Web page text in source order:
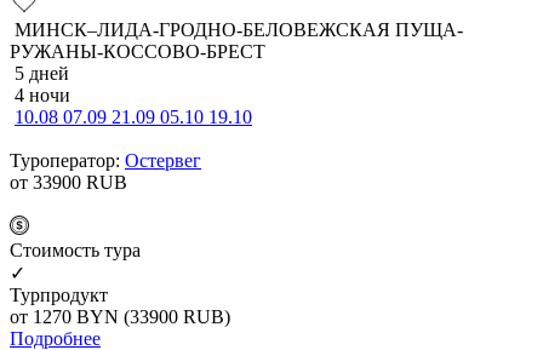
МИНСК–ЛИДА-ГРОДНО-БЕЛОВЕЖСКАЯ ПУЩА-
РУЖАНЫ-КОССОВО-БРЕСТ
5 дней
4 ночи
10.08 07.09 21.09 05.10 19.10
Туроператор: Остервег
от 33900 RUB
Cтоимость тура
✓
Турпродукт
от 1270 BYN (33900 RUB)
Подробнее